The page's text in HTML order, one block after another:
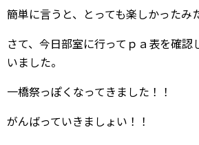
簡単に言うと、とっても楽しかったみ
さて、今日部室に行ってｐａ表を確認
いました。
一橋祭っぽくなってきました！！
がんばっていきましょい！！